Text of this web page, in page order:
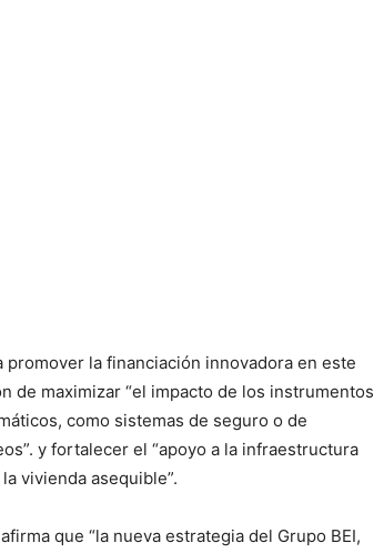
promover la financiación innovadora en este
de maximizar “el impacto de los instrumentos
como sistemas de seguro o de
y fortalecer el “apoyo a la infraestructura
vivienda asequible”.
que “la nueva estrategia del Grupo BEI,